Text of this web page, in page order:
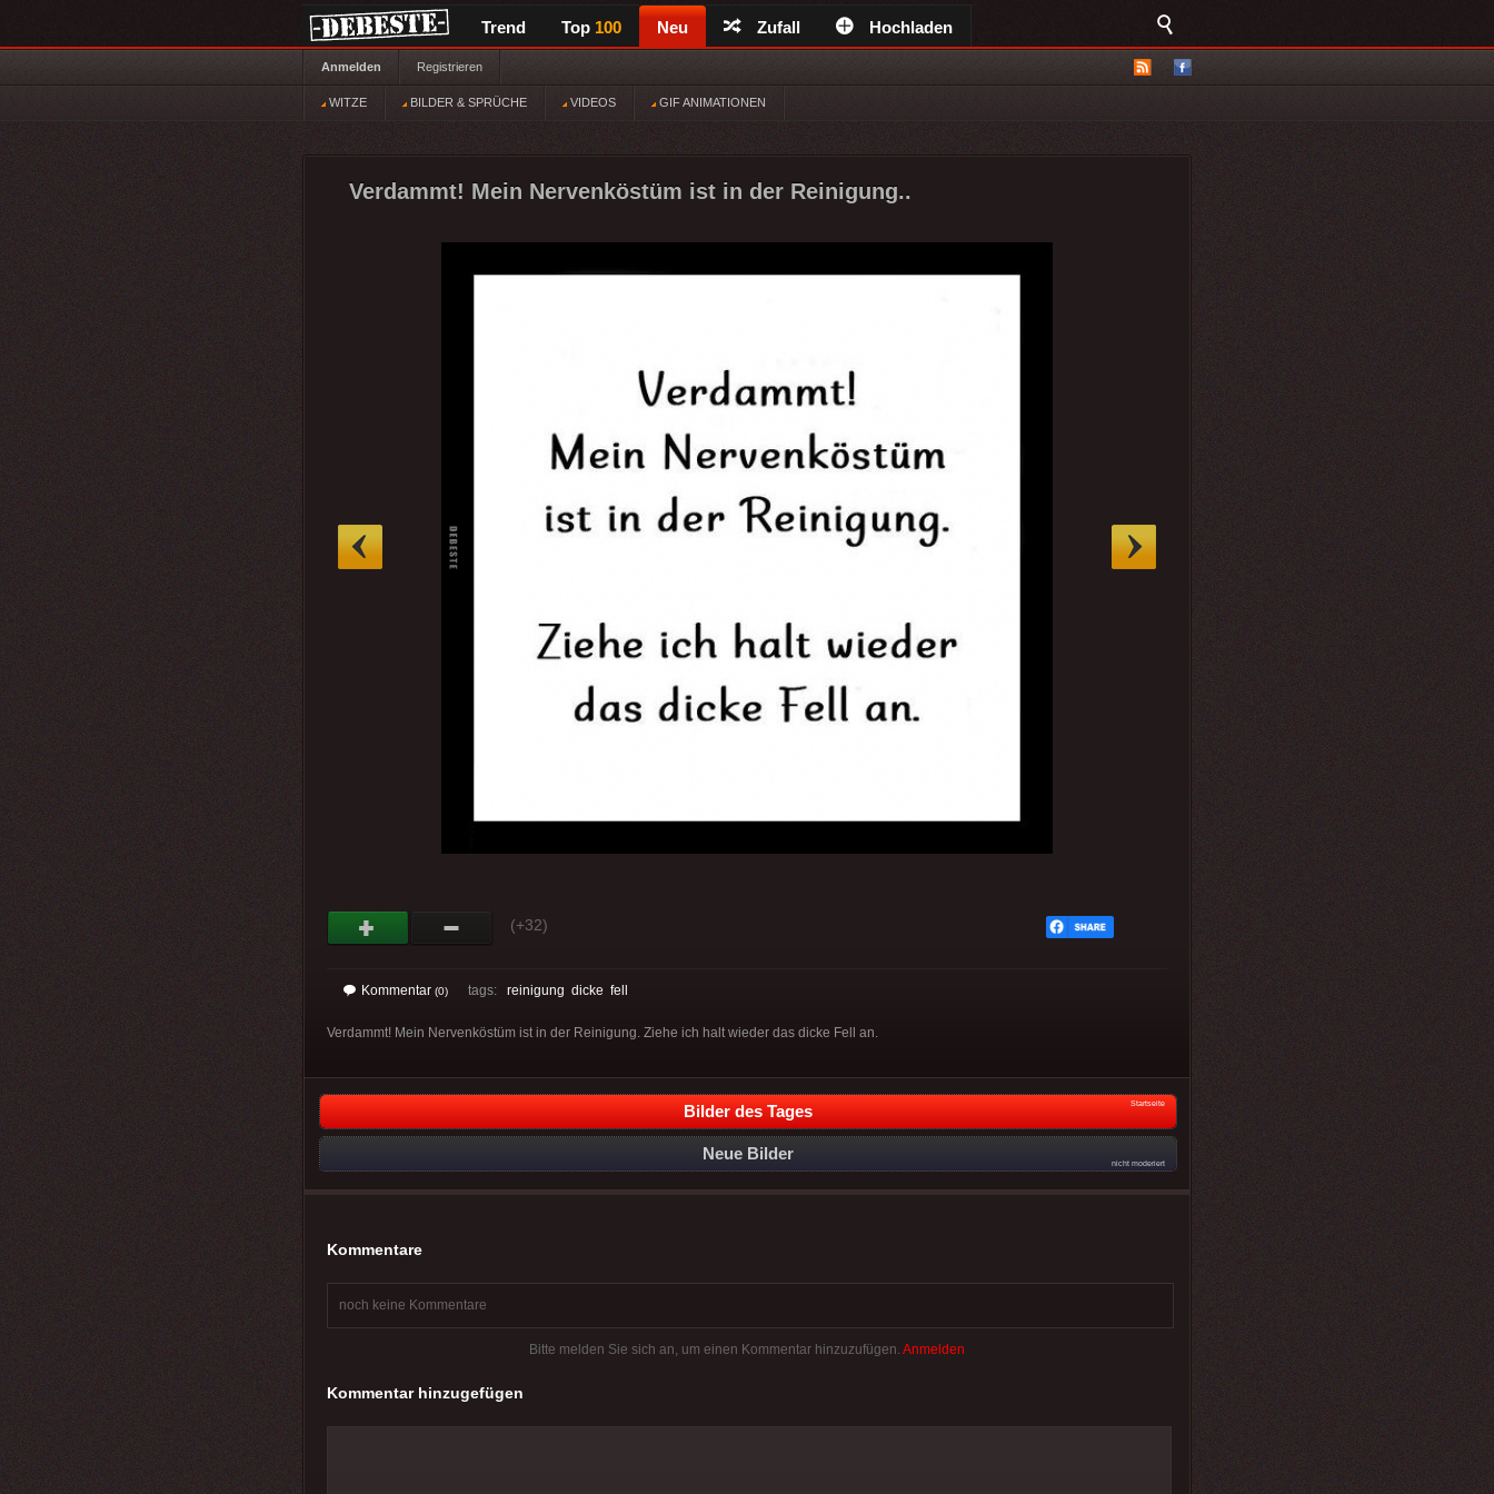
Trend Top 100 Neu Zufall Hochladen
Anmelden Registrieren
WITZE BILDER & SPRÜCHE VIDEOS GIF ANIMATIONEN
Verdammt! Mein Nervenköstüm ist in der Reinigung..
(+32)
Kommentar (0) tags: reinigung dicke fell
Verdammt! Mein Nervenköstüm ist in der Reinigung. Ziehe ich halt wieder das dicke Fell an.
Bilder des Tages Startseite
Neue Bilder
nicht moderiert
Kommentare
noch keine Kommentare
Bitte melden Sie sich an, um einen Kommentar hinzuzufügen. Anmelden
Kommentar hinzugefügen